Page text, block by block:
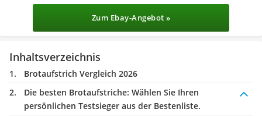
Zum Ebay-Angebot »
Inhaltsverzeichnis
Brotaufstrich Vergleich 2026
Die besten Brotaufstriche: Wählen Sie Ihren
persönlichen Testsieger aus der Bestenliste.